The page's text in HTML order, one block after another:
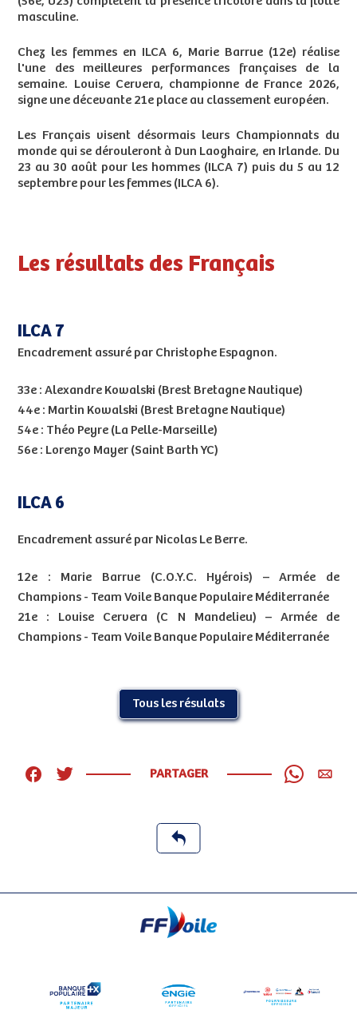
masculine.
Chez les femmes en ILCA 6, Marie Barrue (12e) réalise
l'une des meilleures performances françaises de la
semaine. Louise Cervera, championne de France 2026,
signe une décevante 21e place au classement européen.
Les Français visent désormais leurs Championnats du
monde qui se dérouleront à Dun Laoghaire, en Irlande. Du
23 au 30 août pour les hommes (ILCA 7) puis du 5 au 12
septembre pour les femmes (ILCA 6).
Les résultats des Français
ILCA 7
Encadrement assuré par Christophe Espagnon.
33e : Alexandre Kowalski (Brest Bretagne Nautique)
44e : Martin Kowalski (Brest Bretagne Nautique)
54e : Théo Peyre (La Pelle-Marseille)
56e : Lorenzo Mayer (Saint Barth YC)
ILCA 6
Encadrement assuré par Nicolas Le Berre.
12e : Marie Barrue (C.O.Y.C. Hyérois) – Armée de
Champions - Team Voile Banque Populaire Méditerranée
21e : Louise Cervera (C N Mandelieu) – Armée de
Champions - Team Voile Banque Populaire Méditerranée
Tous les résulats
PARTAGER